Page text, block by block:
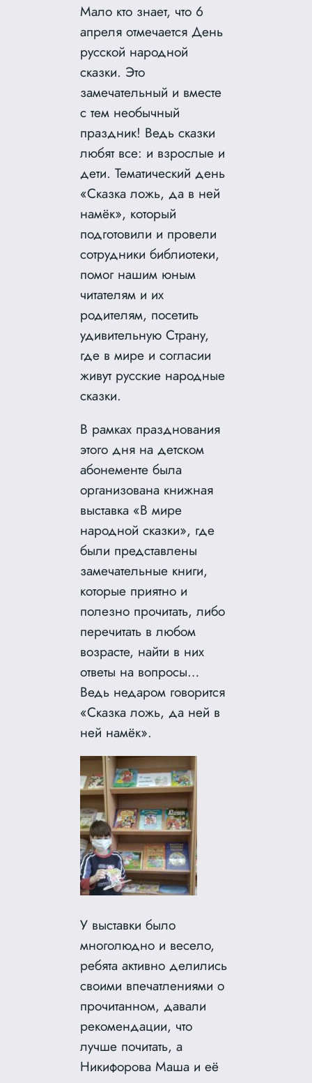
Мало кто знает, что 6
апреля отмечается День
русской народной
сказки. Это
замечательный и вместе
с тем необычный
праздник! Ведь сказки
любят все: и взрослые и
дети. Тематический день
«Сказка ложь, да в ней
намёк», который
подготовили и провели
сотрудники библиотеки,
помог нашим юным
читателям и их
родителям, посетить
удивительную Страну,
где в мире и согласии
живут русские народные
сказки.
В рамках празднования
этого дня на детском
абонементе была
организована книжная
выставка «В мире
народной сказки», где
были представлены
замечательные книги,
которые приятно и
полезно прочитать, либо
перечитать в любом
возрасте, найти в них
ответы на вопросы…
Ведь недаром говорится
«Сказка ложь, да ней в
ней намёк».
У выставки было
многолюдно и весело,
ребята активно делились
своими впечатлениями о
прочитанном, давали
рекомендации, что
лучше почитать, а
Никифорова Маша и её